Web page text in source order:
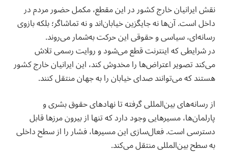
نقش ایرانیان خارج کشور در این مقطع، مکمل حضور مردم در
داخل است. آن‌ها نه جایگزین خیابان‌اند و نه تماشاگر؛ بلکه بازوی
رسانه‌ای، سیاسی و حقوقی این حرکت به‌شمار می‌روند.
در شرایطی که اینترنت قطع می‌شود و روایت رسمی تلاش
می‌کند تصویر اعتراض‌ها را مخدوش کند، این ایرانیان خارج کشور
هستند که می‌توانند صدای خیابان را به جهان منتقل کنند.
از رسانه‌های بین‌المللی گرفته تا نهادهای حقوق بشری و
پارلمان‌ها، مسیرهایی وجود دارد که تنها از بیرون مرزها قابل
دسترسی است. فعال‌سازی این مسیرها، فشار را از سطح داخلی
به سطح بین‌المللی منتقل می‌کند.